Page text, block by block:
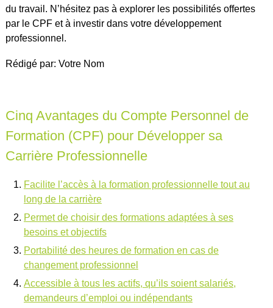
du travail. N’hésitez pas à explorer les possibilités offertes
par le CPF et à investir dans votre développement
professionnel.
Rédigé par: Votre Nom
Cinq Avantages du Compte Personnel de
Formation (CPF) pour Développer sa
Carrière Professionnelle
Facilite l’accès à la formation professionnelle tout au
long de la carrière
Permet de choisir des formations adaptées à ses
besoins et objectifs
Portabilité des heures de formation en cas de
changement professionnel
Accessible à tous les actifs, qu’ils soient salariés,
demandeurs d’emploi ou indépendants